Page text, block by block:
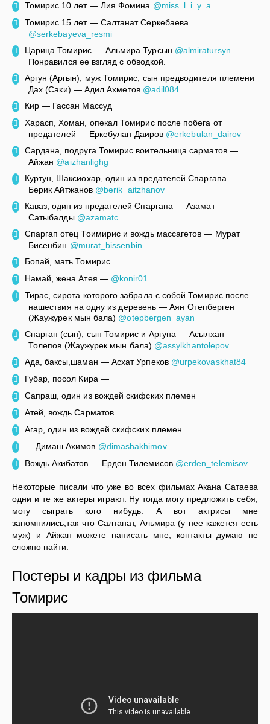
Томирис 10 лет — Лия Фомина @miss_l_i_y_a
Томирис 15 лет — Салтанат Серкебаева
@serkebayeva_resmi
Царица Томирис — Альмира Турсын @almiratursyn
Понравился ее взгляд с обводкой.
Аргун (Аргын), муж Томирис, сын предводителя племени
Дах (Саки) — Адил Ахметов @adil084
Кир — Гассан Массуд
Харасп, Хоман, опекал Томирис после побега от
предателей — Еркебулан Даиров @erkebulan_dairov
Сардана, подруга Томирис воительница сарматов —
Айжан @aizhanlighg
Куртун, Шаксиохар, один из предателей Спаргапа —
Берик Айтжанов @berik_aitzhanov
Каваз, один из предателей Спаргапа — Азамат
Сатыбалды @azamatc
Спаргап отец Тоимирис и вождь массагетов — Мурат
Бисенбин @murat_bissenbin
Бопай, мать Томирис
Намай, жена Атея — @konir01
Тирас, сирота которого забрала с собой Томирис после
нашествия на одну из деревень — Аян Отепберген
(Жаужурек мын бала) @otepbergen_ayan
Спаргап (сын), сын Томирис и Аргуна — Асылхан
Толепов (Жаужурек мын бала) @assylkhantolepov
Ада, баксы,шаман — Асхат Урпеков @urpekovaskhat84
Губар, посол Кира —
Сапраш, один из вождей скифских племен
Атей, вождь Сарматов
Агар, один из вождей скифских племен
— Димаш Ахимов @dimashakhimov
Вождь Акибатов — Ерден Тилемисов @erden_telemisov
Некоторые писали что уже во всех фильмах Акана Сатаева
одни и те же актеры играют. Ну тогда могу предложить себя,
могу сыграть кого нибудь. А вот актрисы мне
запомнились,так что Салтанат, Альмира (у нее кажется есть
муж) и Айжан можете написать мне, контакты думаю не
сложно найти.
Постеры и кадры из фильма
Томирис